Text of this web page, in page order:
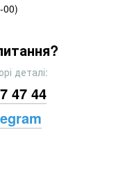
00)
деталі:
47 44